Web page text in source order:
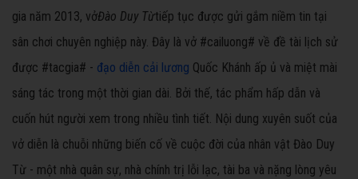
gia năm 2013, vởĐào Duy Từtiếp tục được gửi gắm niềm tin tại
sân chơi chuyên nghiệp này. Đây là vở #cailuong# về đề tài lịch sử
được #tacgia# - đạo diễn cải lương Quốc Khánh ấp ủ và miệt mài
sáng tác trong một thời gian dài. Bởi thế, tác phẩm hấp dẫn và
cuốn hút người xem trong nhiều tình tiết. Nội dung xuyên suốt của
vở diễn là chuỗi những biến cố về cuộc đời của nhân vật Đào Duy
Từ - một nhà quân sự, nhà chính trị lỗi lạc, tài ba và nặng lòng yêu